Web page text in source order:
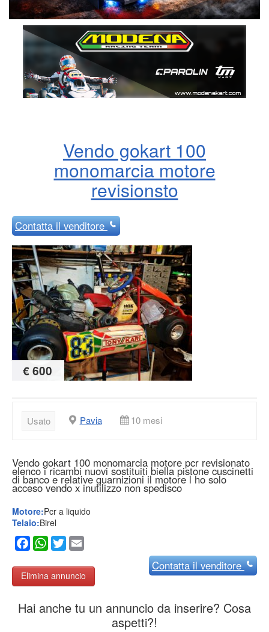
Vendo gokart 100
monomarcia motore
revisionsto
Contattail venditore
€ 600
Usato Pavia 10 mesi
Vendo gokart 100 monomarcia motore pcr revisionato
elenco i ricambi nuovi sostituiti biella pistone cuscinetti
di banco e relative guarnizioni il motore l ho solo
acceso vendo x inutilizzo non spedisco
Motore:Pcr a liquido
Telaio:Birel
Facebook
WhatsApp
Twitter
Elimina annuncio
Contattail venditore
Hai anche tu un annuncio da inserire? Cosa
aspetti?!